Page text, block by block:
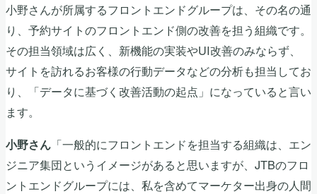
小野さんが所属するフロントエンドグループは、その名の通
り、予約サイトのフロントエンド側の改善を担う組織です。
その担当領域は広く、新機能の実装やUI改善のみならず、
サイトを訪れるお客様の行動データなどの分析も担当してお
り、「データに基づく改善活動の起点」になっていると言い
ます。
小野さん 「一般的にフロントエンドを担当する組織は、エン
ジニア集団というイメージがあると思いますが、JTBのフロ
ントエンドグループには、私を含めてマーケター出身の人間